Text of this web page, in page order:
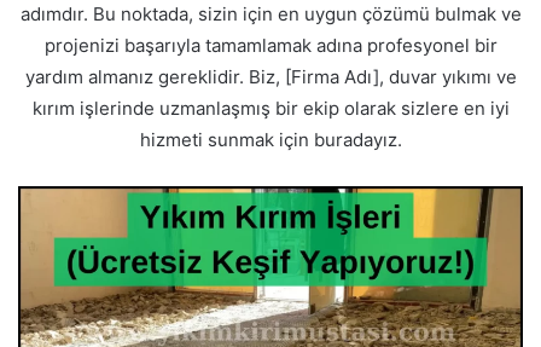
adımdır. Bu noktada, sizin için en uygun çözümü bulmak ve
projenizi başarıyla tamamlamak adına profesyonel bir
yardım almanız gereklidir. Biz, [Firma Adı], duvar yıkımı ve
kırım işlerinde uzmanlaşmış bir ekip olarak sizlere en iyi
hizmeti sunmak için buradayız.